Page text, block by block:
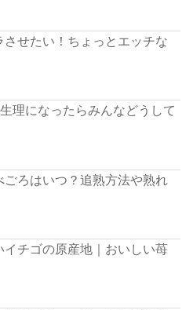
させたい！ちょっとエッチな
理になったらみんなどうして
ごろはいつ？追熟方法や熟れ
イチゴの原産地｜おいしい苺